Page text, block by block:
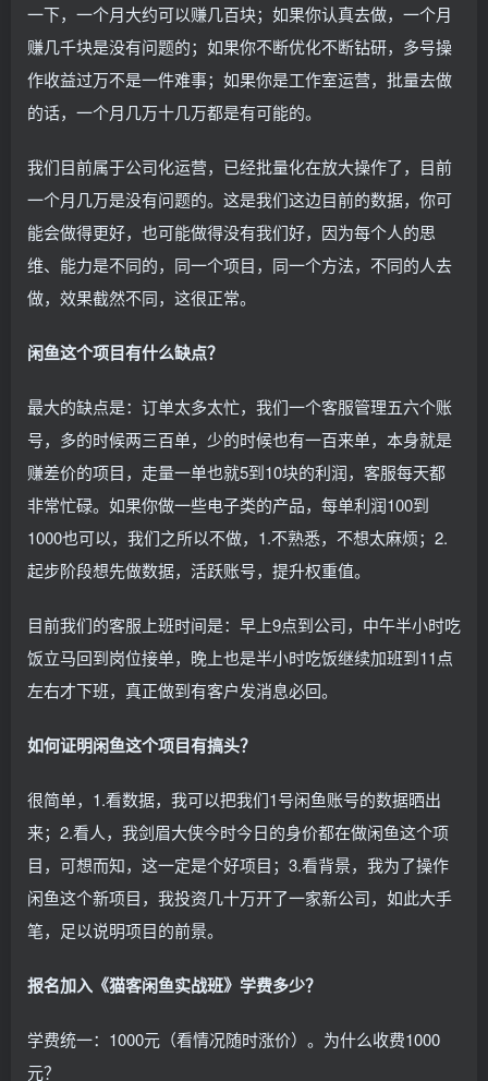
一下，一个月大约可以赚几百块；如果你认真去做，一个月
赚几千块是没有问题的；如果你不断优化不断钻研，多号操
作收益过万不是一件难事；如果你是工作室运营，批量去做
的话，一个月几万十几万都是有可能的。
我们目前属于公司化运营，已经批量化在放大操作了，目前
一个月几万是没有问题的。这是我们这边目前的数据，你可
能会做得更好，也可能做得没有我们好，因为每个人的思
维、能力是不同的，同一个项目，同一个方法，不同的人去
做，效果截然不同，这很正常。
闲鱼这个项目有什么缺点？
最大的缺点是：订单太多太忙，我们一个客服管理五六个账
号，多的时候两三百单，少的时候也有一百来单，本身就是
赚差价的项目，走量一单也就5到10块的利润，客服每天都
非常忙碌。如果你做一些电子类的产品，每单利润100到
1000也可以，我们之所以不做，1.不熟悉，不想太麻烦；2.
起步阶段想先做数据，活跃账号，提升权重值。
目前我们的客服上班时间是：早上9点到公司，中午半小时吃
饭立马回到岗位接单，晚上也是半小时吃饭继续加班到11点
左右才下班，真正做到有客户发消息必回。
如何证明闲鱼这个项目有搞头？
很简单，1.看数据，我可以把我们1号闲鱼账号的数据晒出
来；2.看人，我剑眉大侠今时今日的身价都在做闲鱼这个项
目，可想而知，这一定是个好项目；3.看背景，我为了操作
闲鱼这个新项目，我投资几十万开了一家新公司，如此大手
笔，足以说明项目的前景。
报名加入《猫客闲鱼实战班》学费多少？
学费统一：1000元（看情况随时涨价）。为什么收费1000
元？